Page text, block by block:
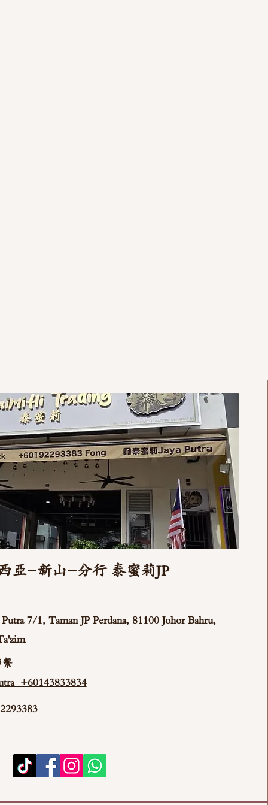
亞-新山-分行 泰蜜莉JP
Putra 7/1, Taman JP Perdana, 81100 Johor Bahru,
繫
+60143833834